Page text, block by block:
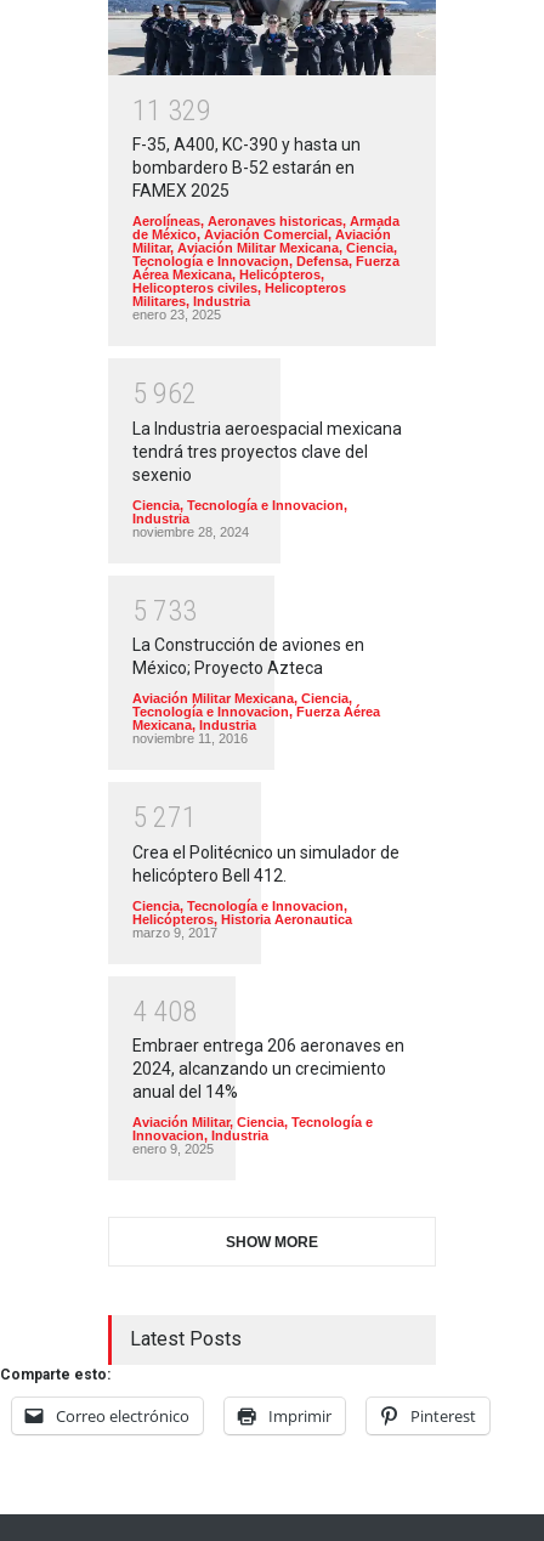
1 1 329
F-35, A400, KC-390 y hasta un
bombardero B-52 estarán en
FAMEX 2025
Aerolíneas, Aeronaves historicas, Armada
de México, Aviación Comercial, Aviación
Militar, Aviación Militar Mexicana, Ciencia,
Tecnología e Innovacion, Defensa, Fuerza
Aérea Mexicana, Helicópteros,
Helicopteros civiles, Helicopteros
Militares, Industria
enero 23, 2025
5 962
La Industria aeroespacial mexicana
tendrá tres proyectos clave del
sexenio
Ciencia, Tecnología e Innovacion,
Industria
noviembre 28, 2024
5 733
La Construcción de aviones en
México; Proyecto Azteca
Aviación Militar Mexicana, Ciencia,
Tecnología e Innovacion, Fuerza Aérea
Mexicana, Industria
noviembre 11, 2016
5 271
Crea el Politécnico un simulador de
helicóptero Bell 412.
Ciencia, Tecnología e Innovacion,
Helicópteros, Historia Aeronautica
marzo 9, 2017
4 408
Embraer entrega 206 aeronaves en
2024, alcanzando un crecimiento
anual del 14%
Aviación Militar, Ciencia, Tecnología e
Innovacion, Industria
enero 9, 2025
SHOW MORE
Latest Posts
Comparte esto:
Correo electrónico Imprimir Pinterest